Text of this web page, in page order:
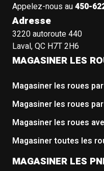
Appelez-nous au450-
Adresse
3220 autoroute 440
Laval, QC H7T 2H6
MAGASINER LES
Magasiner les roues
Magasiner les roues
Magasiner les roues
Magasiner toutes les
MAGASINER LES